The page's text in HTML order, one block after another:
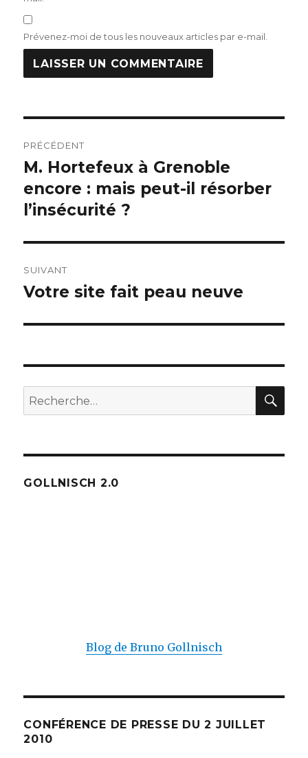
Prévenez-moi de tous les nouveaux articles par e-mail.
de
l’article
PRÉCÉDENT
Publication
précédente :
M. Hortefeux à Grenoble
encore : mais peut-il résorber
l’insécurité ?
SUIVANT
Publication
Votre site fait peau neuve
Recherche
pour :
GOLLNISCH 2.0
Blog de Bruno Gollnisch
CONFÉRENCE DE PRESSE DU 2 JUILLET
2010